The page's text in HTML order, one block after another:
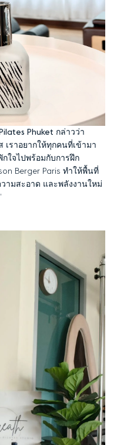
Phuket กล่าวว่า
เราอยากให้ทุกคนที่เข้ามา
ใจไปพร้อมกับการฝึก
Berger Paris ทำให้พื้นที่
วามสะอาด และพลังงานใหม่